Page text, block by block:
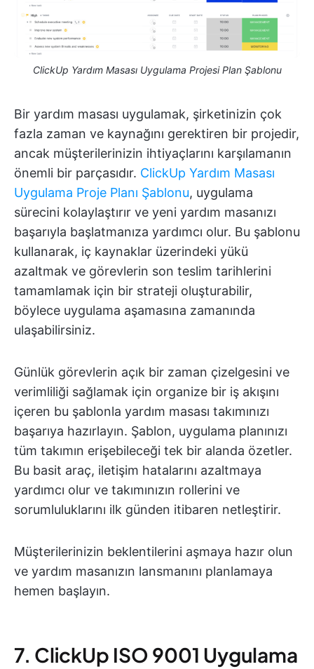
ClickUp Yardım Masası Uygulama Projesi Plan Şablonu
Bir yardım masası uygulamak, şirketinizin çok
fazla zaman ve kaynağını gerektiren bir projedir,
ancak müşterilerinizin ihtiyaçlarını karşılamanın
önemli bir parçasıdır. ClickUp Yardım Masası
Uygulama Proje Planı Şablonu, uygulama
sürecini kolaylaştırır ve yeni yardım masanızı
başarıyla başlatmanıza yardımcı olur. Bu şablonu
kullanarak, iç kaynaklar üzerindeki yükü
azaltmak ve görevlerin son teslim tarihlerini
tamamlamak için bir strateji oluşturabilir,
böylece uygulama aşamasına zamanında
ulaşabilirsiniz.
Günlük görevlerin açık bir zaman çizelgesini ve
verimliliği sağlamak için organize bir iş akışını
içeren bu şablonla yardım masası takımınızı
başarıya hazırlayın. Şablon, uygulama planınızı
tüm takımın erişebileceği tek bir alanda özetler.
Bu basit araç, iletişim hatalarını azaltmaya
yardımcı olur ve takımınızın rollerini ve
sorumluluklarını ilk günden itibaren netleştirir.
Müşterilerinizin beklentilerini aşmaya hazır olun
ve yardım masanızın lansmanını planlamaya
hemen başlayın.
7. ClickUp ISO 9001 Uygulama